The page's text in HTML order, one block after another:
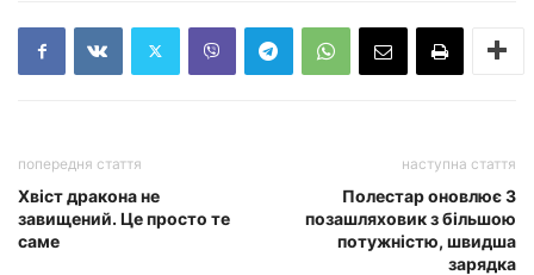
попередня стаття
Хвіст дракона не
завищений. Це просто те
саме
наступна стаття
Полестар оновлює 3
позашляховик з більшою
потужністю, швидша
зарядка